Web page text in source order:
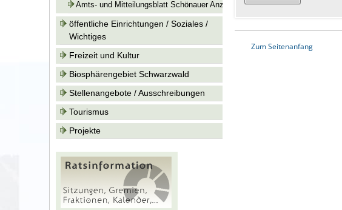
Amts- und Mitteilungsblatt Schönauer Anzeiger
öffentliche Einrichtungen / Soziales /
Wichtiges
Freizeit und Kultur
Biosphärengebiet Schwarzwald
Stellenangebote / Ausschreibungen
Tourismus
Projekte
Zum Seitenanfang